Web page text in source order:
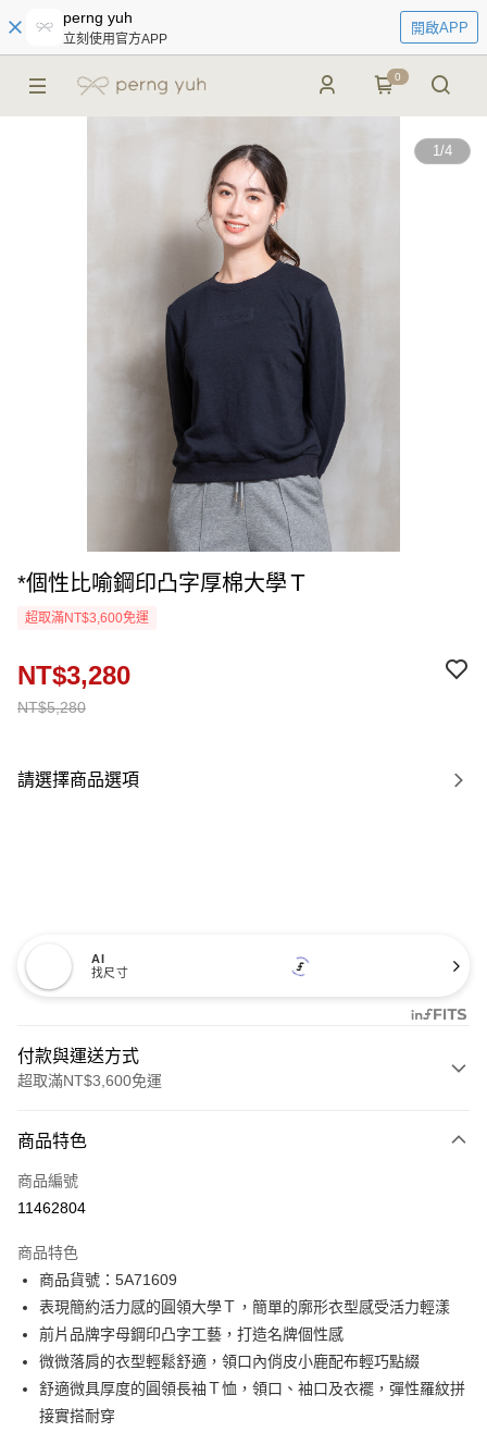
perng yuh
立刻使用官方APP
開啟APP
0
1/4
*個性比喻鋼印凸字厚棉大學Ｔ
超取滿NT$3,600免運
NT$5,280
NT$3,280
請選擇商品選項
AI
找尺寸
付款與運送方式
超取滿NT$3,600免運
信用卡一次付款
信用卡分期付款
合作金庫商業銀行
華南商業銀行
上海商業儲蓄銀行
台北富邦商業銀行
國泰世華商業銀行
兆豐國際商業銀行
臺灣中小企業銀行
台中商業銀行
匯豐（台灣）商業銀行
華泰商業銀行
聯邦商業銀行
遠東國際商業銀行
元大商業銀行
LINE Pay
Apple Pay
街口支付
AFTEE先享後付
相關說明
商品特色
商品編號
11462804
商品特色
商品貨號：5A71609
表現簡約活力感的圓領大學Ｔ，簡單的廓形衣型感受活力輕漾
前片品牌字母鋼印凸字工藝，打造名牌個性感
微微落肩的衣型輕鬆舒適，領口內俏皮小鹿配布輕巧點綴
舒適微具厚度的圓領長袖Ｔ恤，領口、袖口及衣襬，彈性羅紋拼
接實搭耐穿